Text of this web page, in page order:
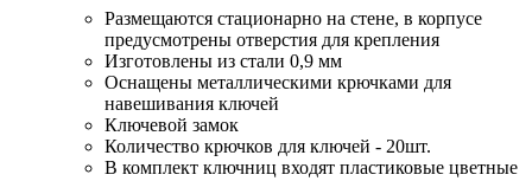
Размещаются стационарно на стене, в корпусе
предусмотрены отверстия для крепления
Изготовлены из стали 0,9 мм
Оснащены металлическими крючками для
навешивания ключей
Ключевой замок
Количество крючков для ключей - 20шт.
В комплект ключниц входят пластиковые цветные